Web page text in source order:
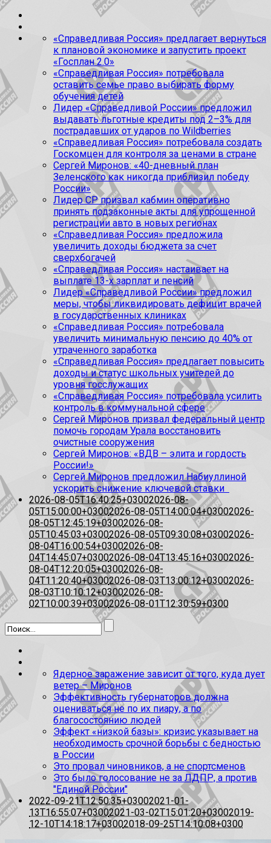
«Справедливая Россия» предлагает вернуться
к плановой экономике и запустить проект
«Госплан 2.0»
«Справедливая Россия» потребовала
оставить семье право выбирать форму
обучения детей
Лидер «Справедливой России» предложил
выдавать льготные кредиты под 2–3% для
пострадавших от ударов по Wildberries
«Справедливая Россия» потребовала создать
Госкомцен для контроля за ценами в стране
Сергей Миронов: «40-дневный план
Зеленского как никогда приблизил победу
России»
Лидер СР призвал кабмин оперативно
принять подзаконные акты для упрощенной
регистрации авто в новых регионах
«Справедливая Россия» предложила
увеличить доходы бюджета за счет
сверхбогачей
«Справедливая Россия» настаивает на
выплате 13-х зарплат и пенсий
Лидер «Справедливой России» предложил
меры, чтобы ликвидировать дефицит врачей
в государственных клиниках
«Справедливая Россия» потребовала
увеличить минимальную пенсию до 40% от
утраченного заработка
«Справедливая Россия» предлагает повысить
доходы и статус школьных учителей до
уровня госслужащих
«Справедливая Россия» потребовала усилить
контроль в коммунальной сфере
Сергей Миронов призвал федеральный центр
помочь городам Урала восстановить
очистные сооружения
Сергей Миронов: «ВДВ – элита и гордость
России!»
Сергей Миронов предложил Набиуллиной
ускорить снижение ключевой ставки
2026-08-05T16:40:25+03002026-08-
05T15:00:00+03002026-08-05T14:00:04+03002026-
08-05T12:45:19+03002026-08-
05T10:45:03+03002026-08-05T09:30:08+03002026-
08-04T16:00:54+03002026-08-
04T14:45:07+03002026-08-04T13:45:16+03002026-
08-04T12:20:05+03002026-08-
04T11:20:40+03002026-08-03T13:00:12+03002026-
08-03T10:10:12+03002026-08-
02T10:00:39+03002026-08-01T12:30:59+0300
Ядерное заражение зависит от того, куда дует
ветер – Миронов
Эффективность губернаторов должна
оцениваться не по их пиару, а по
благосостоянию людей
Эффект «низкой базы»: кризис указывает на
необходимость срочной борьбы с бедностью
в России
Это провал чиновников, а не спортсменов
Это было голосование не за ЛДПР, а против
"Единой России"
2022-09-21T12:50:35+03002021-01-
13T16:55:07+03002021-03-02T15:01:20+03002019-
12-10T14:18:17+03002018-09-25T14:10:08+0300